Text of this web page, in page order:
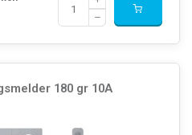
180 gr 10A